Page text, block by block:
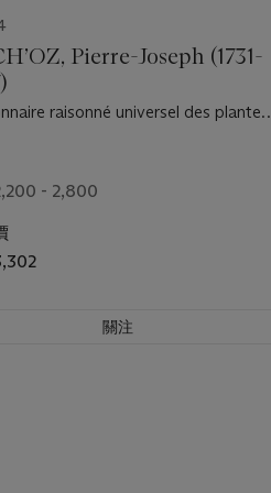
Pierre-Joseph (1731-
raisonné universel des plantes,
1770-1771.
- 2,800
關注